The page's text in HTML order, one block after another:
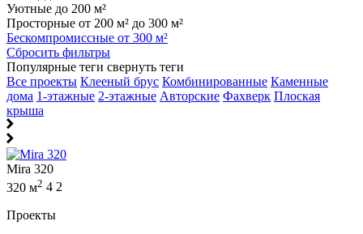
Уютные до 200 м²
Просторные от 200 м² до 300 м²
Бескомпромиссные от 300 м²
Сбросить фильтры
Популярные теги свернуть теги
Все проекты Клееный брус Комбинированные Каменные
дома 1-этажные 2-этажные Авторские Фахверк Плоская
крыша
Mira 320
320 м2 4 2
Проекты